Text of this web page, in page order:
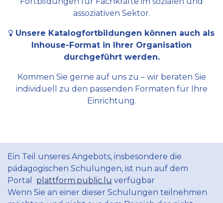
assoziativen Sektor.
Unsere Katalogfortbildungen können auch als
Inhouse-Format in Ihrer Organisation
durchgeführt werden.
Kommen Sie gerne auf uns zu – wir beraten Sie
individuell zu den passenden Formaten für Ihre
Einrichtung.
Ein Teil unseres Angebots, insbesondere die
pädagogischen Schulungen, ist nun auf dem
Portal plattform.public.lu verfügbar
Wenn Sie an einer dieser Schulungen teilnehmen